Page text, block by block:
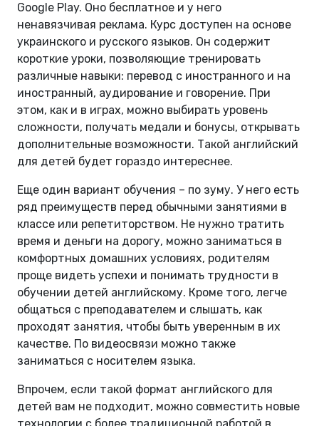
Google Play. Оно бесплатное и у него
ненавязчивая реклама. Курс доступен на основе
украинского и русского языков. Он содержит
короткие уроки, позволяющие тренировать
различные навыки: перевод с иностранного и на
иностранный, аудирование и говорение. При
этом, как и в играх, можно выбирать уровень
сложности, получать медали и бонусы, открывать
дополнительные возможности. Такой английский
для детей будет гораздо интереснее.
Еще один вариант обучения – по зуму. У него есть
ряд преимуществ перед обычными занятиями в
классе или репетиторством. Не нужно тратить
время и деньги на дорогу, можно заниматься в
комфортных домашних условиях, родителям
проще видеть успехи и понимать трудности в
обучении детей английскому. Кроме того, легче
общаться с преподавателем и слышать, как
проходят занятия, чтобы быть уверенным в их
качестве. По видеосвязи можно также
заниматься с носителем языка.
Впрочем, если такой формат английского для
детей вам не подходит, можно совместить новые